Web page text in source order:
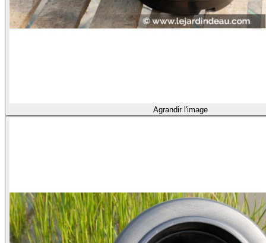
Agrandir l'image